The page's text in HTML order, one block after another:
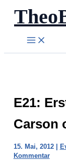
Zum
Inhalt
springen
E21:
Carson
15. Mai, 2012 |
Kommentar